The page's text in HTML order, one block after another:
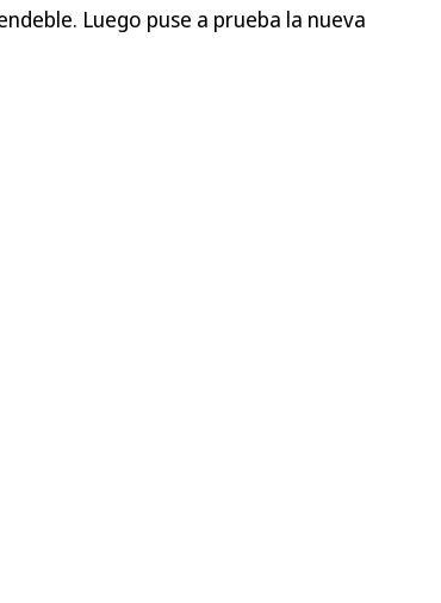
Luego puse a prueba la nueva